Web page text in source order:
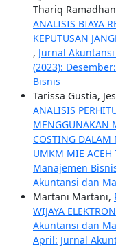
Thariq
ANALISIS BIAYA
KEPUTUSAN
, Jurnal
(2023):
Bisnis
Tarissa Gustia,
ANALISIS
MENGGUNAKAN
COSTING DALAM
UMKM MIE ACEH
Manajemen
Akuntansi dan
Martani Martani,
WIJAYA
Akuntansi dan
April: Jurnal